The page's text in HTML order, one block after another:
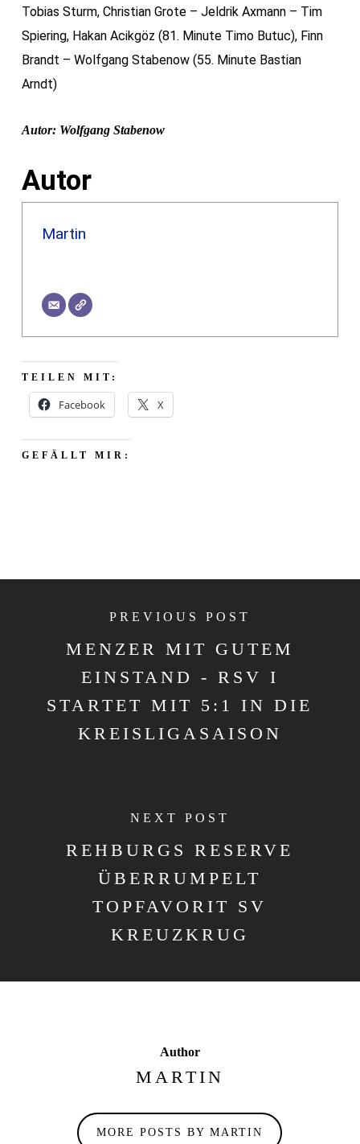
Tobias Sturm, Christian Grote – Jeldrik Axmann – Tim
Spiering, Hakan Acikgöz (81. Minute Timo Butuc), Finn
Brandt – Wolfgang Stabenow (55. Minute Bastian
Arndt)
Autor: Wolfgang Stabenow
Autor
Martin
TEILEN MIT:
Facebook X
GEFÄLLT MIR:
PREVIOUS POST
MENZER MIT GUTEM
EINSTAND - RSV I
STARTET MIT 5:1 IN DIE
KREISLIGASAISON
NEXT POST
REHBURGS RESERVE
ÜBERRUMPELT
TOPFAVORIT SV
KREUZKRUG
Author
MARTIN
MORE POSTS BY MARTIN